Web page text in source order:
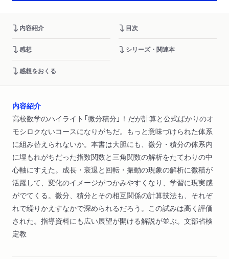
内容紹介 目次
感想 シリーズ・関連本
感想をおくる
内容紹介
高校数学のハイライト「微分積分」！だが計算と公式ばかりのオ
モシロクないコースになりがちだ。もっと意味づけられた体系
に組み替えられないか。本書は大胆にも、微分・積分の体系内
に埋もれがちだった指数関数と三角関数の解析をたてわりの中
心軸にすえた。成長・衰退と回転・振動の現象の解析に微積が
活躍して、変化のイメージがつかみやすくなり、学習に現実感
がでてくる。微分、積分とその相互関係の計算技法も、それぞ
れで繰りかえすなかで深められるだろう。この試みは高く評価
された。指導資料にも広い展望が開ける解説が並ぶ。文部省検
定教